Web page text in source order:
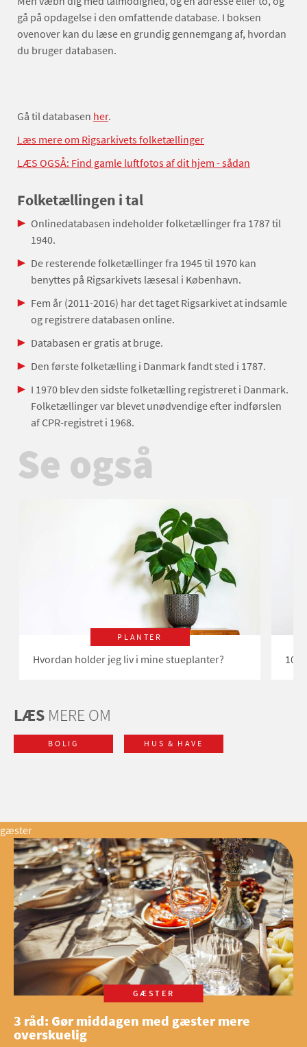
gå på opdagelse i den omfattende database. I boksen
ovenover kan du læse en grundig gennemgang af, hvordan
du bruger databasen.
Gå til databasen her.
Læs mere om Rigsarkivets folketællinger
LÆS OGSÅ: Find gamle luftfotos af dit hjem - sådan
Folketællingen i tal
Onlinedatabasen indeholder folketællinger fra 1787 til
1940.
De resterende folketællinger fra 1945 til 1970 kan
benyttes på Rigsarkivets læsesal i København.
Fem år (2011-2016) har det taget Rigsarkivet at indsamle
og registrere databasen online.
Databasen er gratis at bruge.
Den første folketælling i Danmark fandt sted i 1787.
I 1970 blev den sidste folketælling registreret i Danmark.
Folketællinger var blevet unødvendige efter indførslen
af CPR-registret i 1968.
Se også
PLANTER
Hvordan holder jeg liv i mine stueplanter? 10
LÆS MERE OM
BOLIG HUS & HAVE
gæster
GÆSTER
3 råd: Gør middagen med gæster mere
overskuelig